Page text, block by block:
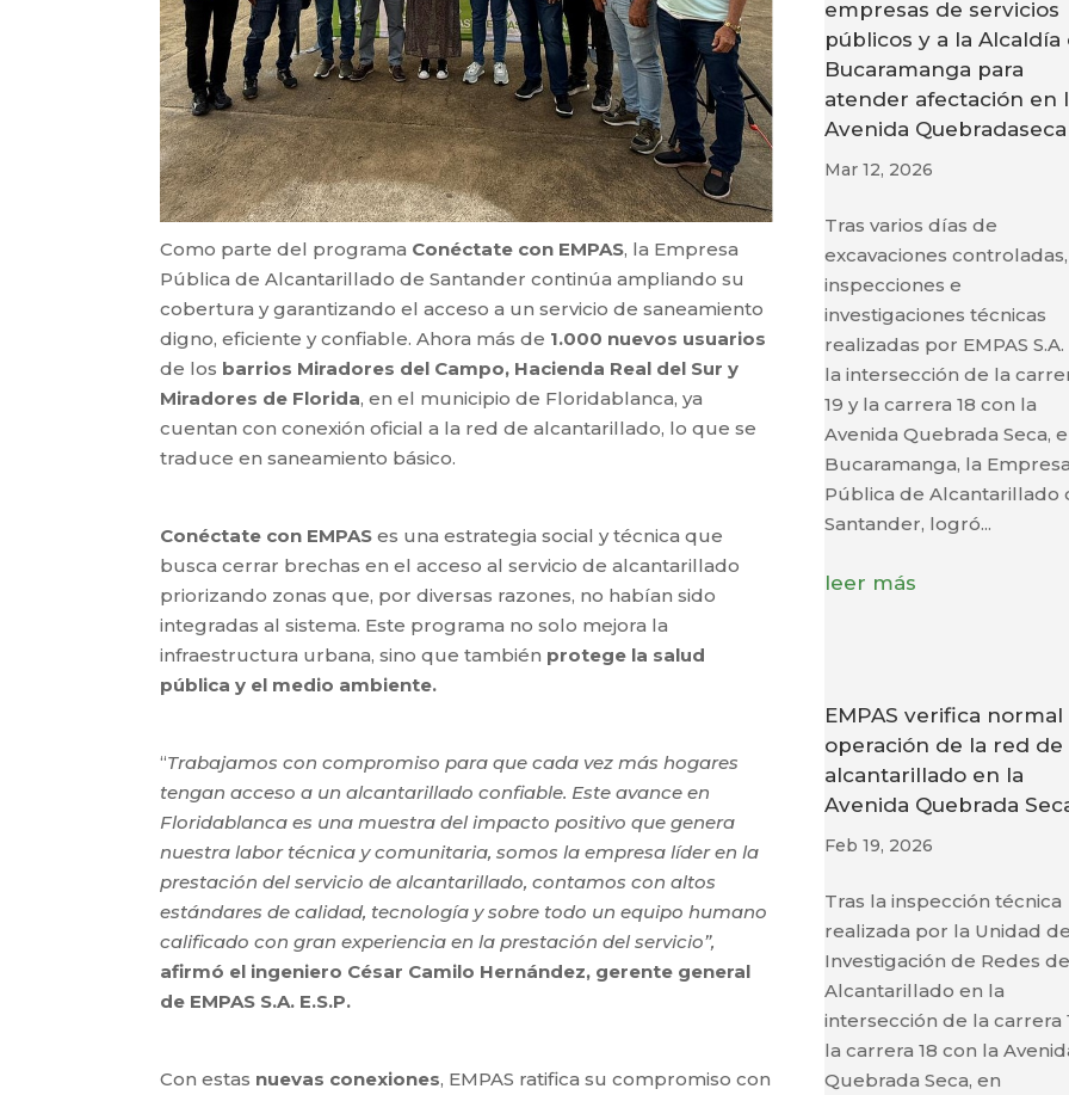
Como parte del programa Conéctate con EMPAS, la Empresa
Pública de Alcantarillado de Santander continúa ampliando su
cobertura y garantizando el acceso a un servicio de saneamiento
digno, eficiente y confiable. Ahora más de 1.000 nuevos usuarios
de los barrios Miradores del Campo, Hacienda Real del Sur y
Miradores de Florida, en el municipio de Floridablanca, ya
cuentan con conexión oficial a la red de alcantarillado, lo que se
traduce en saneamiento básico.
Conéctate con EMPAS es una estrategia social y técnica que
busca cerrar brechas en el acceso al servicio de alcantarillado
priorizando zonas que, por diversas razones, no habían sido
integradas al sistema. Este programa no solo mejora la
infraestructura urbana, sino que también protege la salud
pública y el medio ambiente.
“Trabajamos con compromiso para que cada vez más hogares
tengan acceso a un alcantarillado confiable. Este avance en
Floridablanca es una muestra del impacto positivo que genera
nuestra labor técnica y comunitaria, somos la empresa líder en la
prestación del servicio de alcantarillado, contamos con altos
estándares de calidad, tecnología y sobre todo un equipo humano
calificado con gran experiencia en la prestación del servicio”,
afirmó el ingeniero César Camilo Hernández, gerente general
de EMPAS S.A. E.S.P.
Con estas nuevas conexiones, EMPAS ratifica su compromiso con
empresas de servicios
públicos y a la Alcaldía
Bucaramanga para
atender afectación en
Avenida Quebradaseca
Mar 12, 2026
Tras varios días de
excavaciones controladas,
inspecciones e
investigaciones técnicas
realizadas por EMPAS
la intersección de la
19 y la carrera 18 con la
Avenida Quebrada Seca,
Bucaramanga, la
Pública de Alcantarillado
Santander, logró...
leer más
EMPAS verifica normal
operación de la red de
alcantarillado en la
Avenida Quebrada
Feb 19, 2026
Tras la inspección técnica
realizada por la Unidad
Investigación de Redes
Alcantarillado en la
intersección de la carrera
la carrera 18 con la
Quebrada Seca, en